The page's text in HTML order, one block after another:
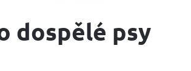
dospělé psy